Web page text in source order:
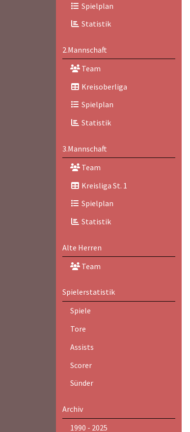
Spielplan
Statistik
2.Mannschaft
Team
Kreisoberliga
Spielplan
Statistik
3.Mannschaft
Team
Kreisliga St. 1
Spielplan
Statistik
Alte Herren
Team
Spielerstatistik
Spiele
Tore
Assists
Scorer
Sünder
Archiv
1990 - 2025